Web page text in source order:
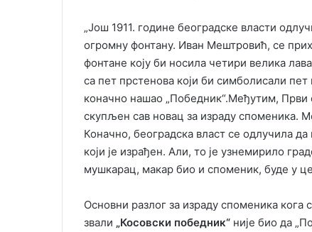
„Још 1911. године београдске власти
огромну фонтану. Иван Мештровић, се
фонтане коју би носила четири велика
са пет прстенова који би симболисали
коначно нашао „Победник“.Међутим, Први
скупљен сав новац за израду споменика.
Коначно, београдска власт се одлучила
који је израђен. Али, то је узнемирило
мушкарац, макар био и споменик, буде у
Основни разлог за израду споменика кога
звали „Косовски победник“ није био да